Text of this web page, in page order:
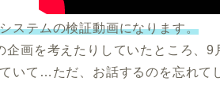
ステムの検証動画になります。
企画を考えたりしていたところ、
いて…ただ、お話するのを忘れて